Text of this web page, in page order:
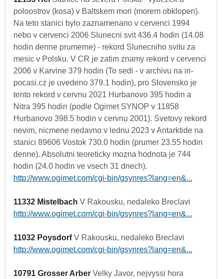
poloostrov (kosa) v Baltskem mori (morem obklopen).
Na teto stanici bylo zaznamenano v cervenci 1994
nebo v cervenci 2006 Slunecni svit 436.4 hodin (14.08
hodin denne prumerne) - rekord Slunecniho svitu za
mesic v Polsku. V CR je zatim znamy rekord v cervenci
2006 v Karvine 379 hodin (To sedi - v archivu na in-
pocasi.cz je uvedeno 379.1 hodin), pro Slovensko je
tento rekord v cervnu 2021 Hurbanovo 395 hodin a
Nitra 395 hodin (podle Ogimet SYNOP v 11858
Hurbanovo 398.5 hodin v cervnu 2001). Svetovy rekord
nevim, nicmene nedavno v lednu 2023 v Antarktide na
stanici 89606 Vostok 730.0 hodin (prumer 23.55 hodin
denne). Absolutni teoreticky mozna hodnota je 744
hodin (24.0 hodin ve vsech 31 dnech).
http://www.ogimet.com/cgi-bin/gsynres?lang=en&...
11332 Mistelbach V Rakousku, nedaleko Breclavi
http://www.ogimet.com/cgi-bin/gsynres?lang=en&...
11032 PoysdorfV Rakousku, nedaleko Breclavi
http://www.ogimet.com/cgi-bin/gsynres?lang=en&...
10791 Grosser Arber Velky Javor, nejvyssi hora